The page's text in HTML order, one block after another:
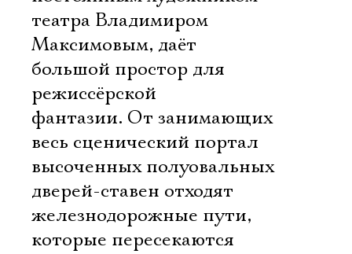
театра Владимиром
Максимовым, даёт
большой простор для
режиссёрской
фантазии. От занимающих
весь сценический портал
высоченных полуовальных
дверей-ставен отходят
железнодорожные пути,
которые пересекаются